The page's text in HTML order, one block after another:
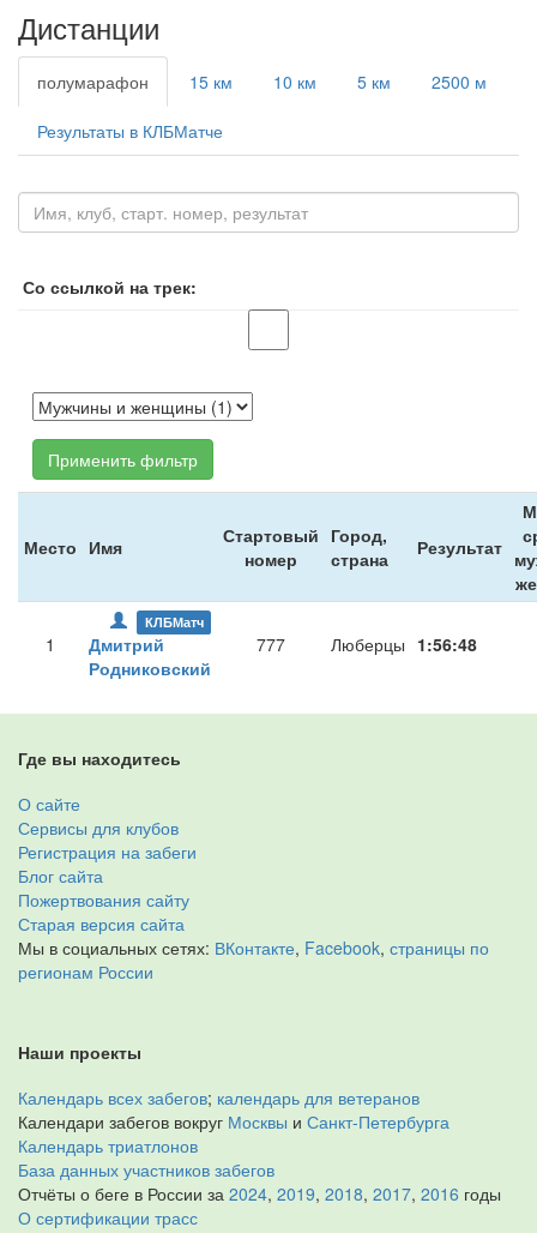
Дистанции
полумарафон 15 км 10 км 5 км 2500 м
Результаты в КЛБМатче
Со ссылкой на трек:
Применить фильтр
Место Имя
Стартовый
номер
Город,
страна
Результат
1
КЛБМатч
Дмитрий
Родниковский
777 Люберцы 1:56:48
Где вы находитесь
О сайте
Сервисы для клубов
Регистрация на забеги
Блог сайта
Пожертвования сайту
Старая версия сайта
Мы в социальных сетях: ВКонтакте, Facebook, страницы по
регионам России
Наши проекты
Календарь всех забегов; календарь для ветеранов
Календари забегов вокруг Москвы и Санкт-Петербурга
Календарь триатлонов
База данных участников забегов
Отчёты о беге в России за 2024, 2019, 2018, 2017, 2016 годы
О сертификации трасс